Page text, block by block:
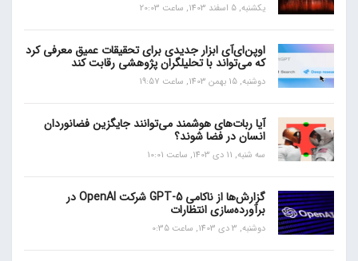
یکشنبه, 5 اسفند 1403, ساعت 20:03
اوپن‌ای‌آی ابزار جدیدی برای تحقیقات عمیق معرفی کرد
که می‌تواند با تحلیلگران پژوهشی رقابت کند
دوشنبه, 15 بهمن 1403, ساعت 19:57
آیا ربات‌های هوشمند می‌توانند جایگزین فضانوردان
انسان در فضا شوند؟
سه شنبه, 11 دی 1403, ساعت 10:01
گزارش‌ها از ناکامی GPT-5 شرکت OpenAI در
برآورده‌سازی انتظارات
دوشنبه, 3 دی 1403, ساعت 0:35